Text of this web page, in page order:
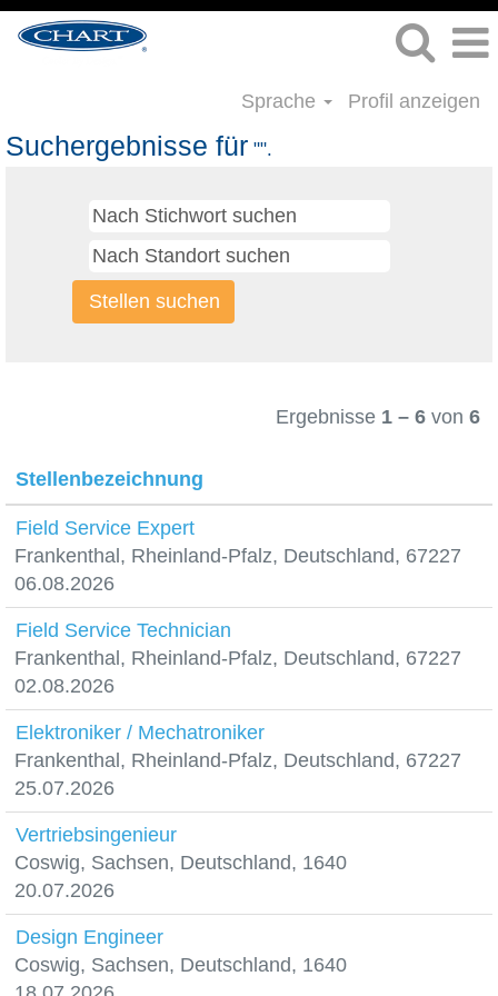
Sprache Profil anzeigen
Suchergebnisse für "".
Ergebnisse 1 – 6 von 6
Stellenbezeichnung
Field Service Expert
Frankenthal, Rheinland-Pfalz, Deutschland, 67227
06.08.2026
Field Service Technician
Frankenthal, Rheinland-Pfalz, Deutschland, 67227
02.08.2026
Elektroniker / Mechatroniker
Frankenthal, Rheinland-Pfalz, Deutschland, 67227
25.07.2026
Vertriebsingenieur
Coswig, Sachsen, Deutschland, 1640
20.07.2026
Design Engineer
Coswig, Sachsen, Deutschland, 1640